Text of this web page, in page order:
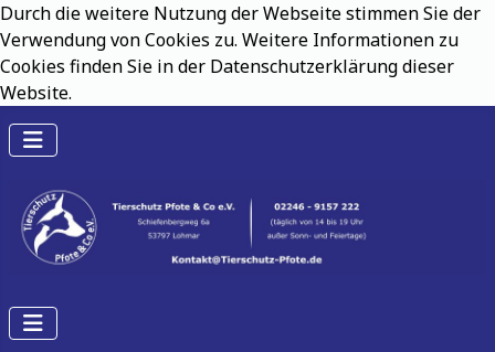
Durch die weitere Nutzung der Webseite stimmen Sie der
Verwendung von Cookies zu. Weitere Informationen zu
Cookies finden Sie in der Datenschutzerklärung dieser
Website.